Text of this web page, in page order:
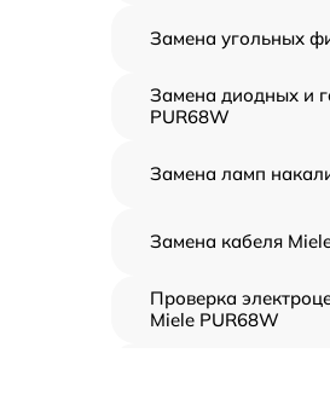
Замена угольных
Замена диодных и
PUR68W
Замена ламп
Замена кабеля
Проверка
Miele PUR68W